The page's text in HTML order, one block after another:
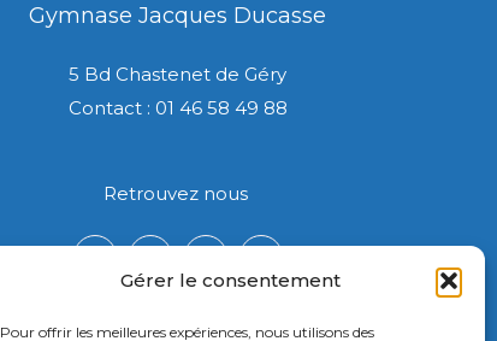
Gérer le consentement
Pour offrir les meilleures expériences, nous utilisons des
Gymnase Jacques Ducasse
5 Bd Chastenet de Géry
Contact : 01 46 58 49 88
Retrouvez nous